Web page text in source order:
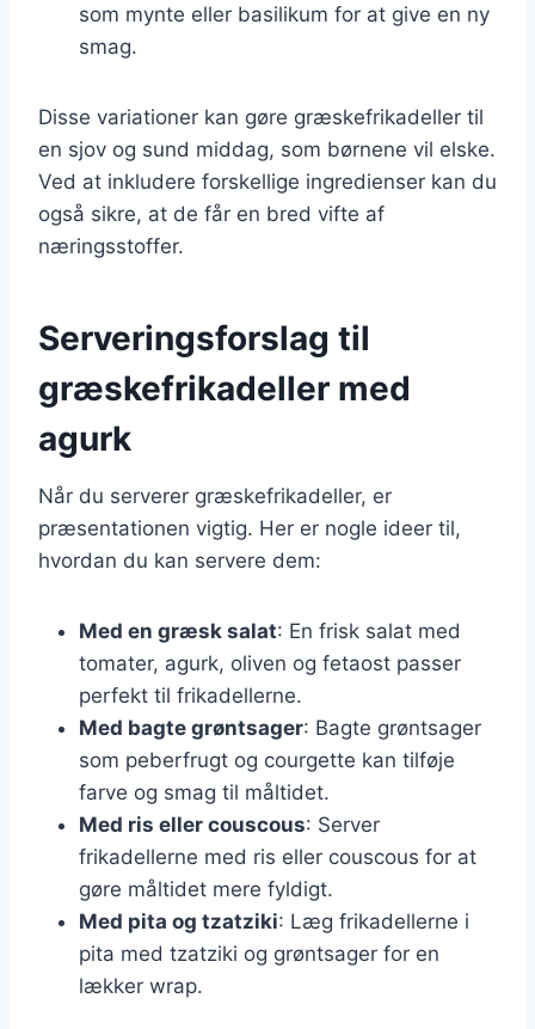
som mynte eller basilikum for at give en ny
smag.
Disse variationer kan gøre græskefrikadeller til
en sjov og sund middag, som børnene vil elske.
Ved at inkludere forskellige ingredienser kan du
også sikre, at de får en bred vifte af
næringsstoffer.
Serveringsforslag til
græskefrikadeller med
agurk
Når du serverer græskefrikadeller, er
præsentationen vigtig. Her er nogle ideer til,
hvordan du kan servere dem:
Med en græsk salat: En frisk salat med
tomater, agurk, oliven og fetaost passer
perfekt til frikadellerne.
Med bagte grøntsager: Bagte grøntsager
som peberfrugt og courgette kan tilføje
farve og smag til måltidet.
Med ris eller couscous: Server
frikadellerne med ris eller couscous for at
gøre måltidet mere fyldigt.
Med pita og tzatziki: Læg frikadellerne i
pita med tzatziki og grøntsager for en
lækker wrap.